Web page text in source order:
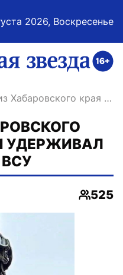
2026, Воскресенье
на главную
края две недели удерживал опорный пункт ВСУ
УДЕРЖИВАЛ
525